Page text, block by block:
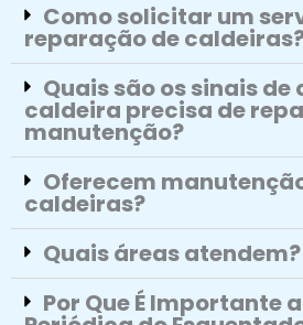
Como solicitar um
reparação de
Quais são os sinais de
caldeira precisa de
manutenção?
Oferecem
caldeiras?
Quais áreas atendem?
Por Que É Importante